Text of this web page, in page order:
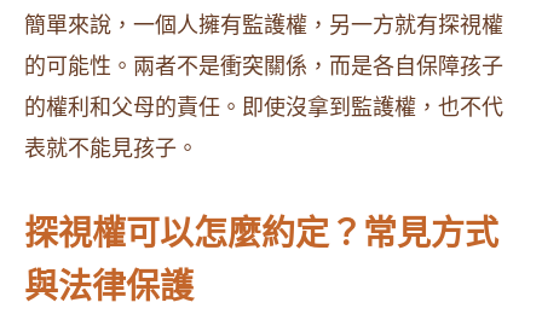
簡單來說，一個人擁有監護權，另一方就有探視權
的可能性。兩者不是衝突關係，而是各自保障孩子
的權利和父母的責任。即使沒拿到監護權，也不代
表就不能見孩子。
探視權可以怎麼約定？常見方式
與法律保護